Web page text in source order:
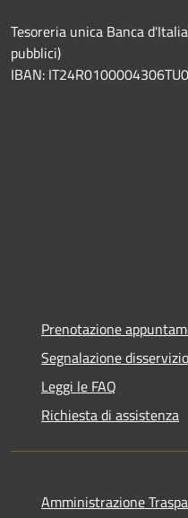
Tesoreria unica Banca
pubblici)
IBAN:
Prenotazione
Segnalazione disservizio
Leggi le FAQ
Richiesta di assistenza
Amministrazione